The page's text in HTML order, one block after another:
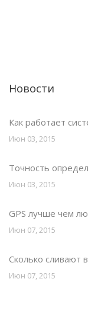
Новости
Как работает
Июн 03, 2015
Точность
Июн 03, 2015
GPS лучше чем
Июн 07, 2015
Сколько сливают
Июн 07, 2015